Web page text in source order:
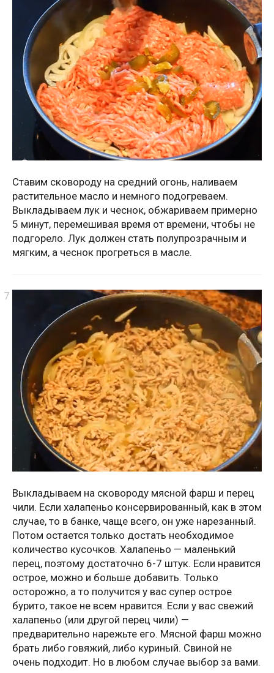
Ставим сковороду на средний огонь, наливаем
растительное масло и немного подогреваем.
Выкладываем лук и чеснок, обжариваем примерно
5 минут, перемешивая время от времени, чтобы не
подгорело. Лук должен стать полупрозрачным и
мягким, а чеснок прогреться в масле.
Выкладываем на сковороду мясной фарш и перец
чили. Если халапеньо консервированный, как в этом
случае, то в банке, чаще всего, он уже нарезанный.
Потом остается только достать необходимое
количество кусочков. Халапеньо — маленький
перец, поэтому достаточно 6-7 штук. Если нравится
острое, можно и больше добавить. Только
осторожно, а то получится у вас супер острое
бурито, такое не всем нравится. Если у вас свежий
халапеньо (или другой перец чили) —
предварительно нарежьте его. Мясной фарш можно
брать либо говяжий, либо куриный. Свиной не
очень подходит. Но в любом случае выбор за вами.